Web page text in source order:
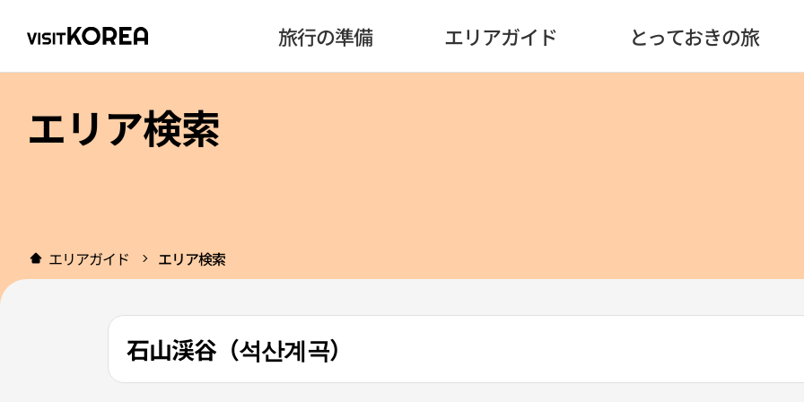
旅行の準備 エリアガイド とっておきの旅
エリア検索
エリアガイド エリア検索
石山渓谷（석산계곡）